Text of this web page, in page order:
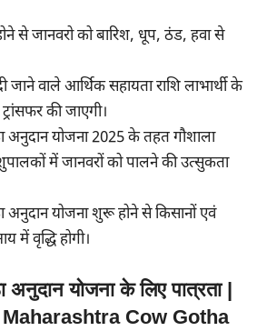
से जानवरो को बारिश, धूप, ठंड, हवा से
जाने वाले आर्थिक सहायता राशि लाभार्थी के
की जाएगी।
अनुदान योजना 2025 के तहत गौशाला
में जानवरों को पालने की उत्सुकता
अनुदान योजना शुरू होने से किसानों एवं
में वृद्धि होगी।
अनुदान योजना के लिए पात्रता |
Cow Gotha